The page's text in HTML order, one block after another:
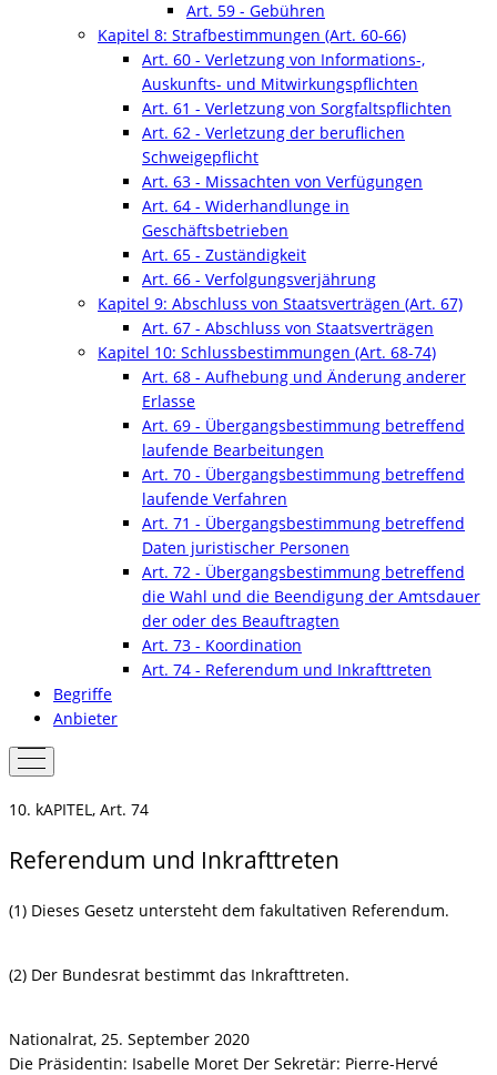
Art. 59 - Gebühren
Kapitel 8: Strafbestimmungen (Art. 60-66)
Art. 60 - Verletzung von Informations-,
Auskunfts- und Mitwirkungspflichten
Art. 61 - Verletzung von Sorgfaltspflichten
Art. 62 - Verletzung der beruflichen
Schweigepflicht
Art. 63 - Missachten von Verfügungen
Art. 64 - Widerhandlunge in
Geschäftsbetrieben
Art. 65 - Zuständigkeit
Art. 66 - Verfolgungsverjährung
Kapitel 9: Abschluss von Staatsverträgen (Art. 67)
Art. 67 - Abschluss von Staatsverträgen
Kapitel 10: Schlussbestimmungen (Art. 68-74)
Art. 68 - Aufhebung und Änderung anderer
Erlasse
Art. 69 - Übergangsbestimmung betreffend
laufende Bearbeitungen
Art. 70 - Übergangsbestimmung betreffend
laufende Verfahren
Art. 71 - Übergangsbestimmung betreffend
Daten juristischer Personen
Art. 72 - Übergangsbestimmung betreffend
die Wahl und die Beendigung der Amtsdauer
der oder des Beauftragten
Art. 73 - Koordination
Art. 74 - Referendum und Inkrafttreten
Begriffe
Anbieter
10. kAPITEL, Art. 74
Referendum und Inkrafttreten
(1) Dieses Gesetz untersteht dem fakultativen Referendum.
(2) Der Bundesrat bestimmt das Inkrafttreten.
Nationalrat, 25. September 2020
Die Präsidentin: Isabelle Moret Der Sekretär: Pierre-Hervé